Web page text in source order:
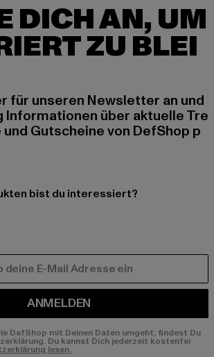
DICH AN, UM
ZU BLEI
für unseren Newsletter an und
über aktuelle Tre
Gutscheine von DefShop p
bist du interessiert?
ANMELDEN
DefShop mit Deinen Daten umgeht, findest Du
Du kannst Dich jederzeit kostenfei
lesen.